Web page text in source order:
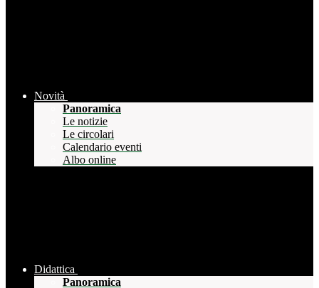
Novità
Panoramica
Le notizie
Le circolari
Calendario eventi
Albo online
Didattica
Panoramica